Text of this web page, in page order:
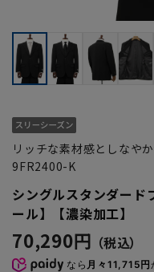
リッチな素材感としなや
9FR2400-K
シングルスタンダード
ール】【濃染加工】
70,290円
なら 月々11,715円